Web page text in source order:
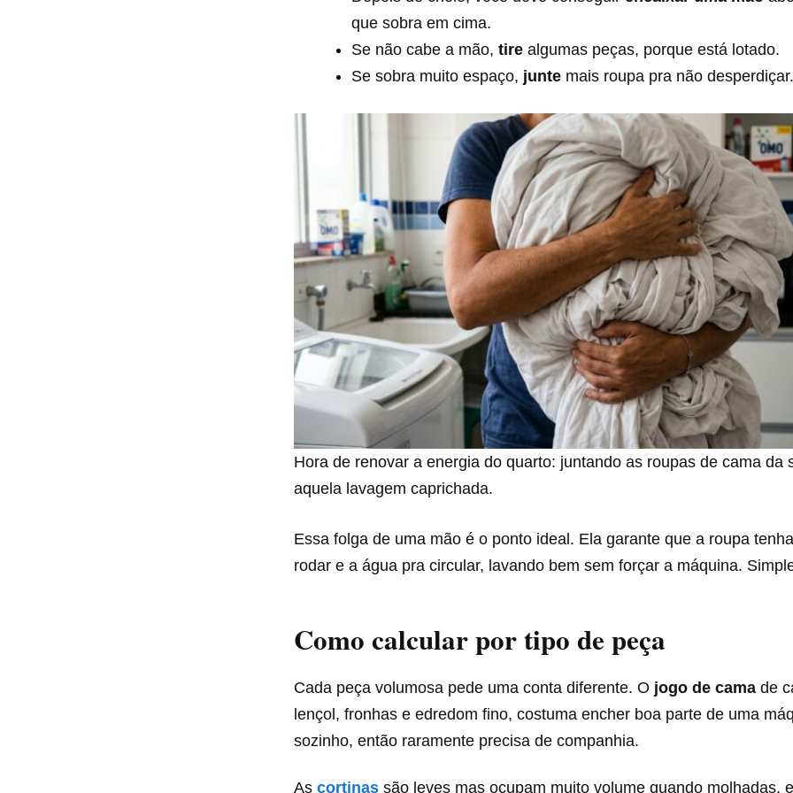
que sobra em cima.
Se não cabe a mão,tire algumas peças, porque está lotado.
Se sobra muito espaço, junte mais roupa pra não
Hora de renovar a energia do quarto: juntando as roupas de cama da
aquela lavagem caprichada.
Essa folga de uma mão é o ponto ideal. Ela garante que a roupa
rodar e a água pra circular, lavando bem sem forçar a máquina.
Como calcular por tipo de peça
Cada peça volumosa pede uma conta diferente. O jogo de cama de
lençol, fronhas e edredom fino, costuma encher boa parte de uma
sozinho, então raramente precisa de companhia.
As cortinas são leves mas ocupam muito volume quando molhadas,